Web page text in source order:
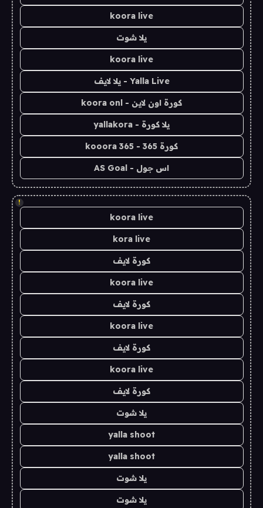
koora live
يلا شوت
koora live
Yalla Live - يلا لايف
كورة اون لاين - koora onl
يلا كورة - yallakora
كورة 365 - kooora 365
اس جول - AS Goal
!
koora live
kora live
كورة لايف
koora live
كورة لايف
koora live
كورة لايف
koora live
كورة لايف
يلا شوت
yalla shoot
yalla shoot
يلا شوت
يلا شوت